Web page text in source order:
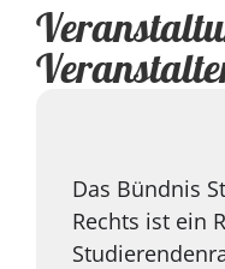
Das Bündnis
Rechts ist ein